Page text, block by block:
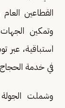
القطاعين
وتمكين
استباقية، عبر
في خدمة
وشملت